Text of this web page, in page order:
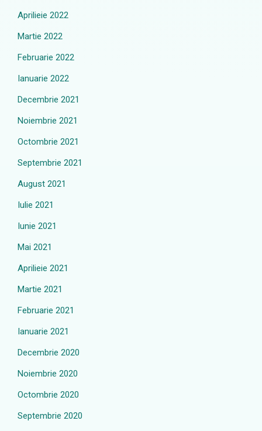
Aprilieie 2022
Martie 2022
Februarie 2022
Ianuarie 2022
Decembrie 2021
Noiembrie 2021
Octombrie 2021
Septembrie 2021
August 2021
Iulie 2021
Iunie 2021
Mai 2021
Aprilieie 2021
Martie 2021
Februarie 2021
Ianuarie 2021
Decembrie 2020
Noiembrie 2020
Octombrie 2020
Septembrie 2020